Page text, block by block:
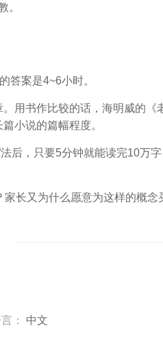
。
答案是4~6小时。
用书作比较的话，海明威的《
小说的篇幅程度。
后，只要5分钟就能读完10万
长又为什么愿意为这样的概念
： 中文